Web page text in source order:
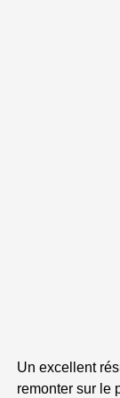
Un excellent
remonter sur le